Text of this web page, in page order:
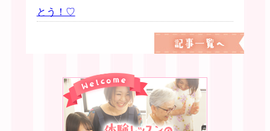
とう！♡